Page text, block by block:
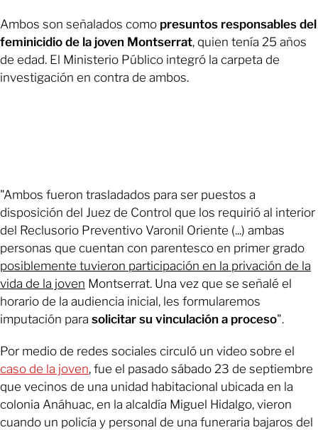
Ambos son señalados como presuntos responsables del
feminicidio de la joven Montserrat, quien tenía 25 años
de edad. El Ministerio Público integró la carpeta de
investigación en contra de ambos.
"Ambos fueron trasladados para ser puestos a
disposición del Juez de Control que los requirió al interior
del Reclusorio Preventivo Varonil Oriente (...) ambas
personas que cuentan con parentesco en primer grado
posiblemente tuvieron participación en la privación de la
vida de la joven Montserrat. Una vez que se señalé el
horario de la audiencia inicial, les formularemos
imputación para solicitar su vinculación a proceso".
Por medio de redes sociales circuló un video sobre el
caso de la joven, fue el pasado sábado 23 de septiembre
que vecinos de una unidad habitacional ubicada en la
colonia Anáhuac, en la alcaldía Miguel Hidalgo, vieron
cuando un policía y personal de una funeraria bajaros del